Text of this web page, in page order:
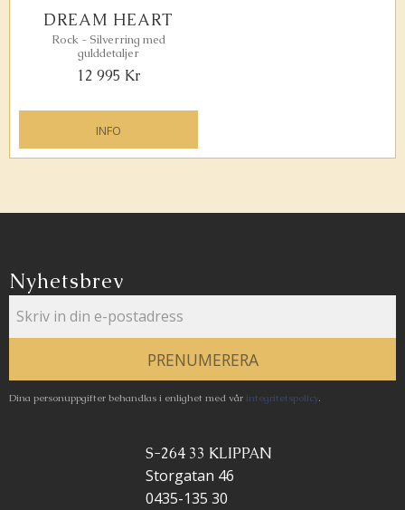
DREAM HEART
Rock - Silverring med
gulddetaljer
12 995 Kr
INFO
Nyhetsbrev
PRENUMERERA
Dina personuppgifter behandlas i enlighet med vår integritetspolicy.
S-264 33 KLIPPAN
Storgatan 46
0435-135 30